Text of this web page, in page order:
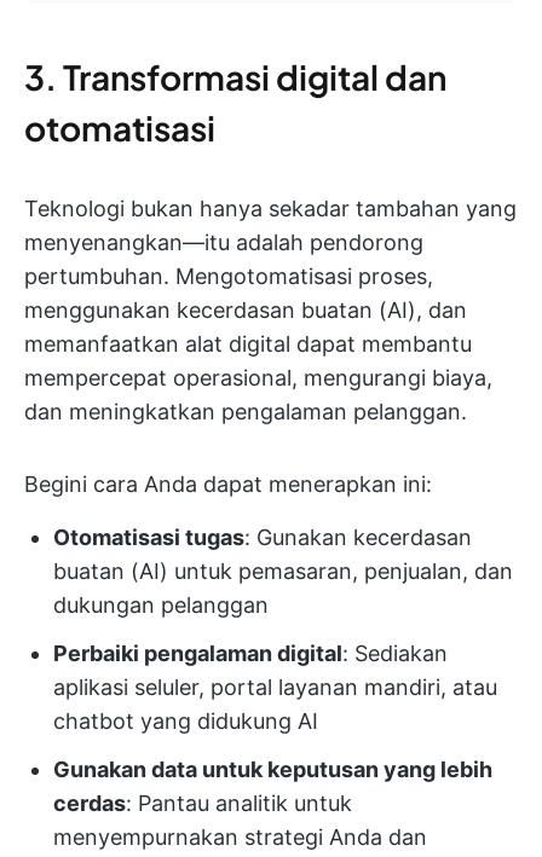
3. Transformasi digital dan
otomatisasi
Teknologi bukan hanya sekadar tambahan yang
menyenangkan—itu adalah pendorong
pertumbuhan. Mengotomatisasi proses,
menggunakan kecerdasan buatan (AI), dan
memanfaatkan alat digital dapat membantu
mempercepat operasional, mengurangi biaya,
dan meningkatkan pengalaman pelanggan.
Begini cara Anda dapat menerapkan ini:
Otomatisasi tugas: Gunakan kecerdasan
buatan (AI) untuk pemasaran, penjualan, dan
dukungan pelanggan
Perbaiki pengalaman digital: Sediakan
aplikasi seluler, portal layanan mandiri, atau
chatbot yang didukung AI
Gunakan data untuk keputusan yang lebih
cerdas: Pantau analitik untuk
menyempurnakan strategi Anda dan